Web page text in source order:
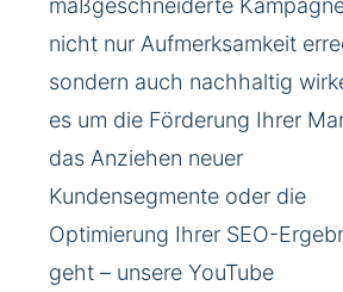
maßgeschneiderte
nicht nur Aufmerksamkeit
sondern auch nachhaltig
es um die Förderung Ihrer
das Anziehen neuer
Kundensegmente oder die
Optimierung Ihrer SEO-
geht – unsere YouTube